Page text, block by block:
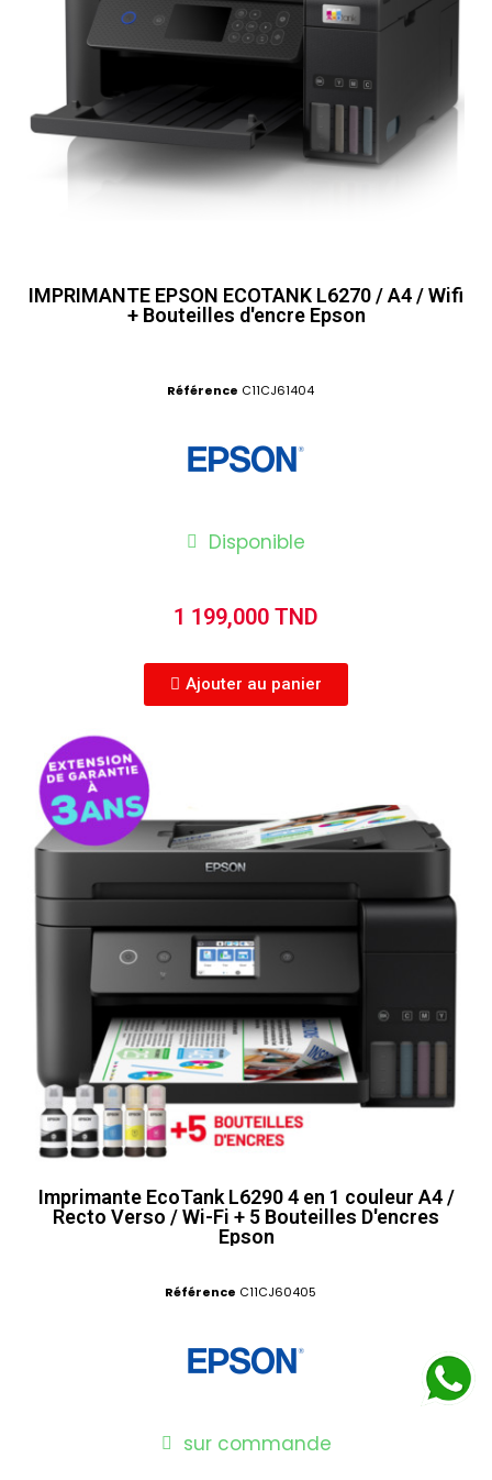
IMPRIMANTE EPSON ECOTANK L6270 / A4 / Wifi
+ Bouteilles d'encre Epson
Référence C11CJ61404
Disponible
1 199,000 TND
Ajouter au panier
Imprimante EcoTank L6290 4 en 1 couleur A4 /
Recto Verso / Wi-Fi + 5 Bouteilles D'encres
Epson
Référence C11CJ60405
sur commande